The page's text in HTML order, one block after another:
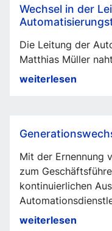
Wechsel in der
Die Leitung der
Matthias Müller
weiterlesen
Mit der Ernennung
zum
kontinuierlichen
weiterlesen